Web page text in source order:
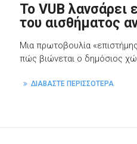
Το VUB λανσάρει
του αισθήματος
Μια πρωτοβουλία
πώς βιώνεται ο δημόσιος
ΔΙΑΒΑΣΤΕ ΠΕΡΙΣΣΟΤΕΡΑ